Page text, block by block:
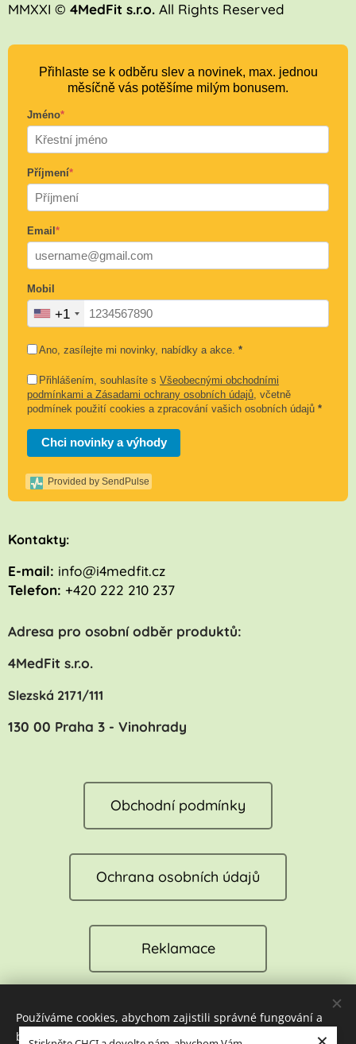
MMXXI © 4MedFit s.r.o. All Rights Reserved
Přihlaste se k odběru slev a novinek, max. jednou
měsíčně vás potěšíme milým bonusem.
Jméno*
Příjmení*
Email *
Mobil
+1
Ano, zasílejte mi novinky, nabídky a akce. *
Přihlášením, souhlasíte s Všeobecnými obchodními
podmínkami a Zásadami ochrany osobních údajů, včetně
podmínek použití cookies a zpracování vašich osobních údajů *
Chci novinky a výhody
Provided by SendPulse
Kontakty:
E-mail: info@i4medfit.cz
Telefon: +420 222 210 237
Adresa pro osobní odběr produktů:
4MedFit s.r.o.
Slezská 2171/111
130 00 Praha 3 - Vinohrady
Obchodní podmínky
Ochrana osobních údajů
Reklamace
Cookies
Používáme cookies, abychom zajistili správné fungování a
bezpečnost našich stránek. Tím vám můžeme zajistit tu